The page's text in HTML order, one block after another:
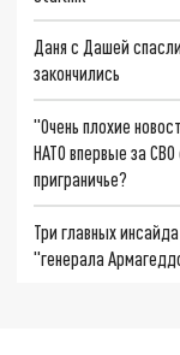
Даня с Дашей
закончились
"Очень плохие
НАТО впервые за
приграничье?
Три главных
"генерала